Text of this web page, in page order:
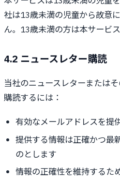
社は13歳未満の児童から故意
ん。13歳未満の方は本サービ
4.2 ニュースレター購読
当社のニュースレターまたは
購読するには：
有効なメールアドレスを提
提供する情報は正確かつ最
のとします
情報の正確性を維持するた